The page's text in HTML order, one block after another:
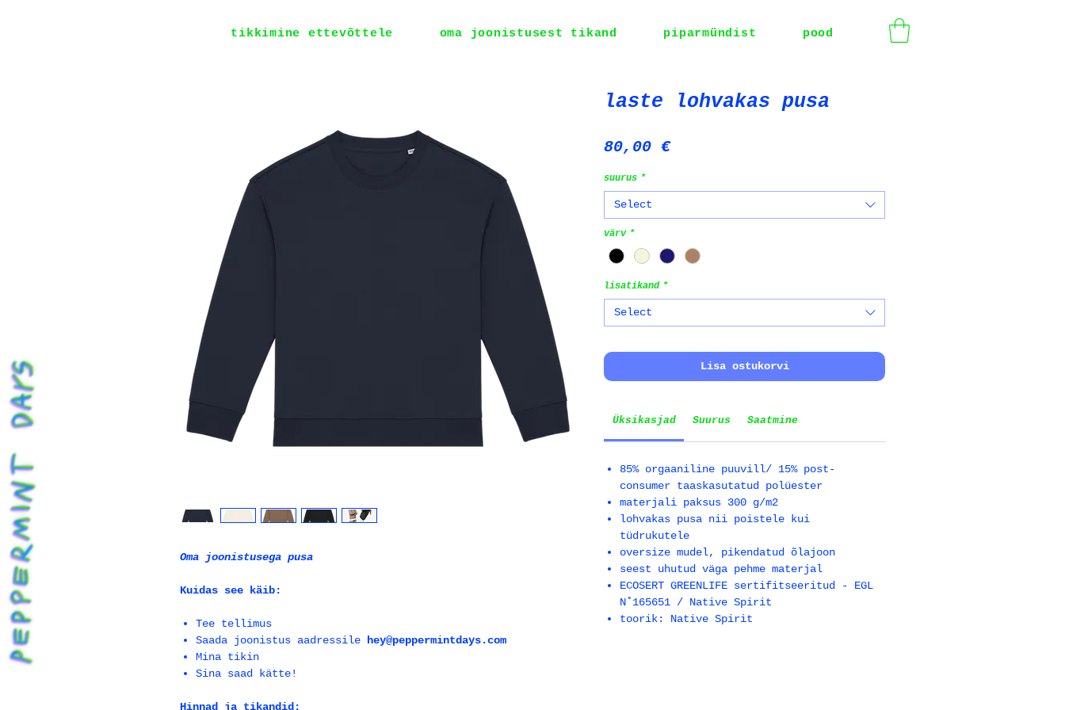
tikkimine ettevõttele oma joonistusest tikand piparmündist pood
Oma joonistusega pusa
Kuidas see käib:
Tee tellimus
Saada joonistus aadressile hey@peppermintdays.com
Mina tikin
Sina saad kätte!
Hinnad ja tikandid:
laste lohvakas pusa
80,00 €Price
suurus *
Select
värv *
lisatikand *
Select
Lisa ostukorvi
Üksikasjad Suurus Saatmine
85% orgaaniline puuvill/ 15% post-
consumer taaskasutatud polüester
materjali paksus 300 g/m2
lohvakas pusa nii poistele kui
tüdrukutele
oversize mudel, pikendatud õlajoon
seest uhutud väga pehme materjal
ECOSERT GREENLIFE sertifitseeritud - EGL
N˚165651 / Native Spirit
toorik: Native Spirit